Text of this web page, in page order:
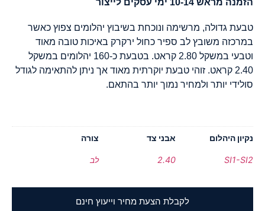
טבעת גדולה, מרשימה ונוכחת בשיבוץ יהלומים צפוץ כאשר
במרכזה משובץ לב ספיר כחול ירקרק באיכות טובה מאוד
וטבעי במשקל 2.80 קראט. בטבעת כ-160 יהלומים במשקל
2.40 קראט. זוהי טבעת יוקרתית מאוד אך ניתן להתאימה לגודל
סולידי יותר ולמחיר נמוך יותר בהתאם.
נקיון היהלום
SI1-SI2
אבני צד
2.40
צורה
לב
לקבלת הצעת מחיר וייעוץ חינם